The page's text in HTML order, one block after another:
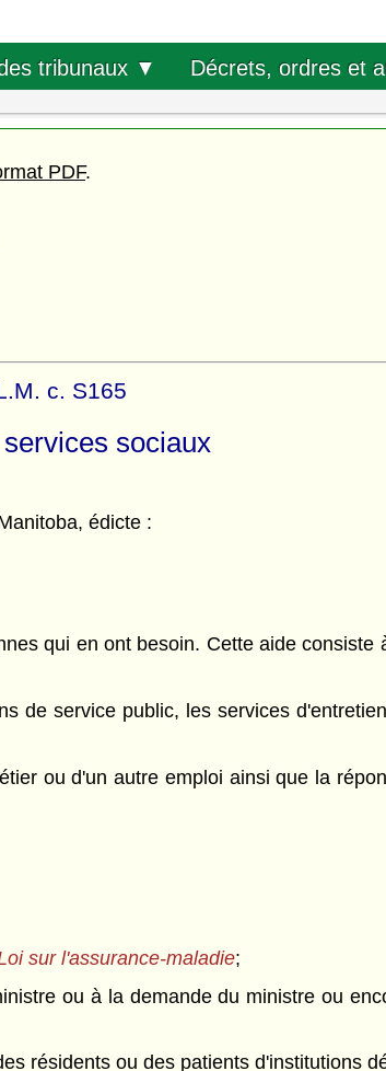
tribunaux ▼ Décrets, ordres et
PDF.
c. S165
sociaux
édicte :
qui en ont besoin. Cette aide
de service public, les services
ou d'un autre emploi ainsi que la
sur l'assurance-maladie;
ou à la demande du ministre ou
résidents ou des patients d'institutions